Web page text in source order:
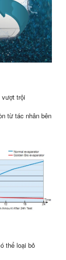
vượt trội
từ tác nhân bên
thể loại bỏ